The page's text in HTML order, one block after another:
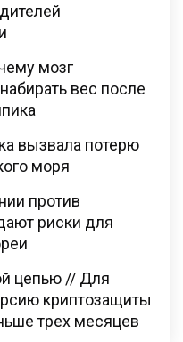
мозг
вес после
вызвала потерю
моря
против
риски для
цепью // Для
криптозащиты
трех месяцев